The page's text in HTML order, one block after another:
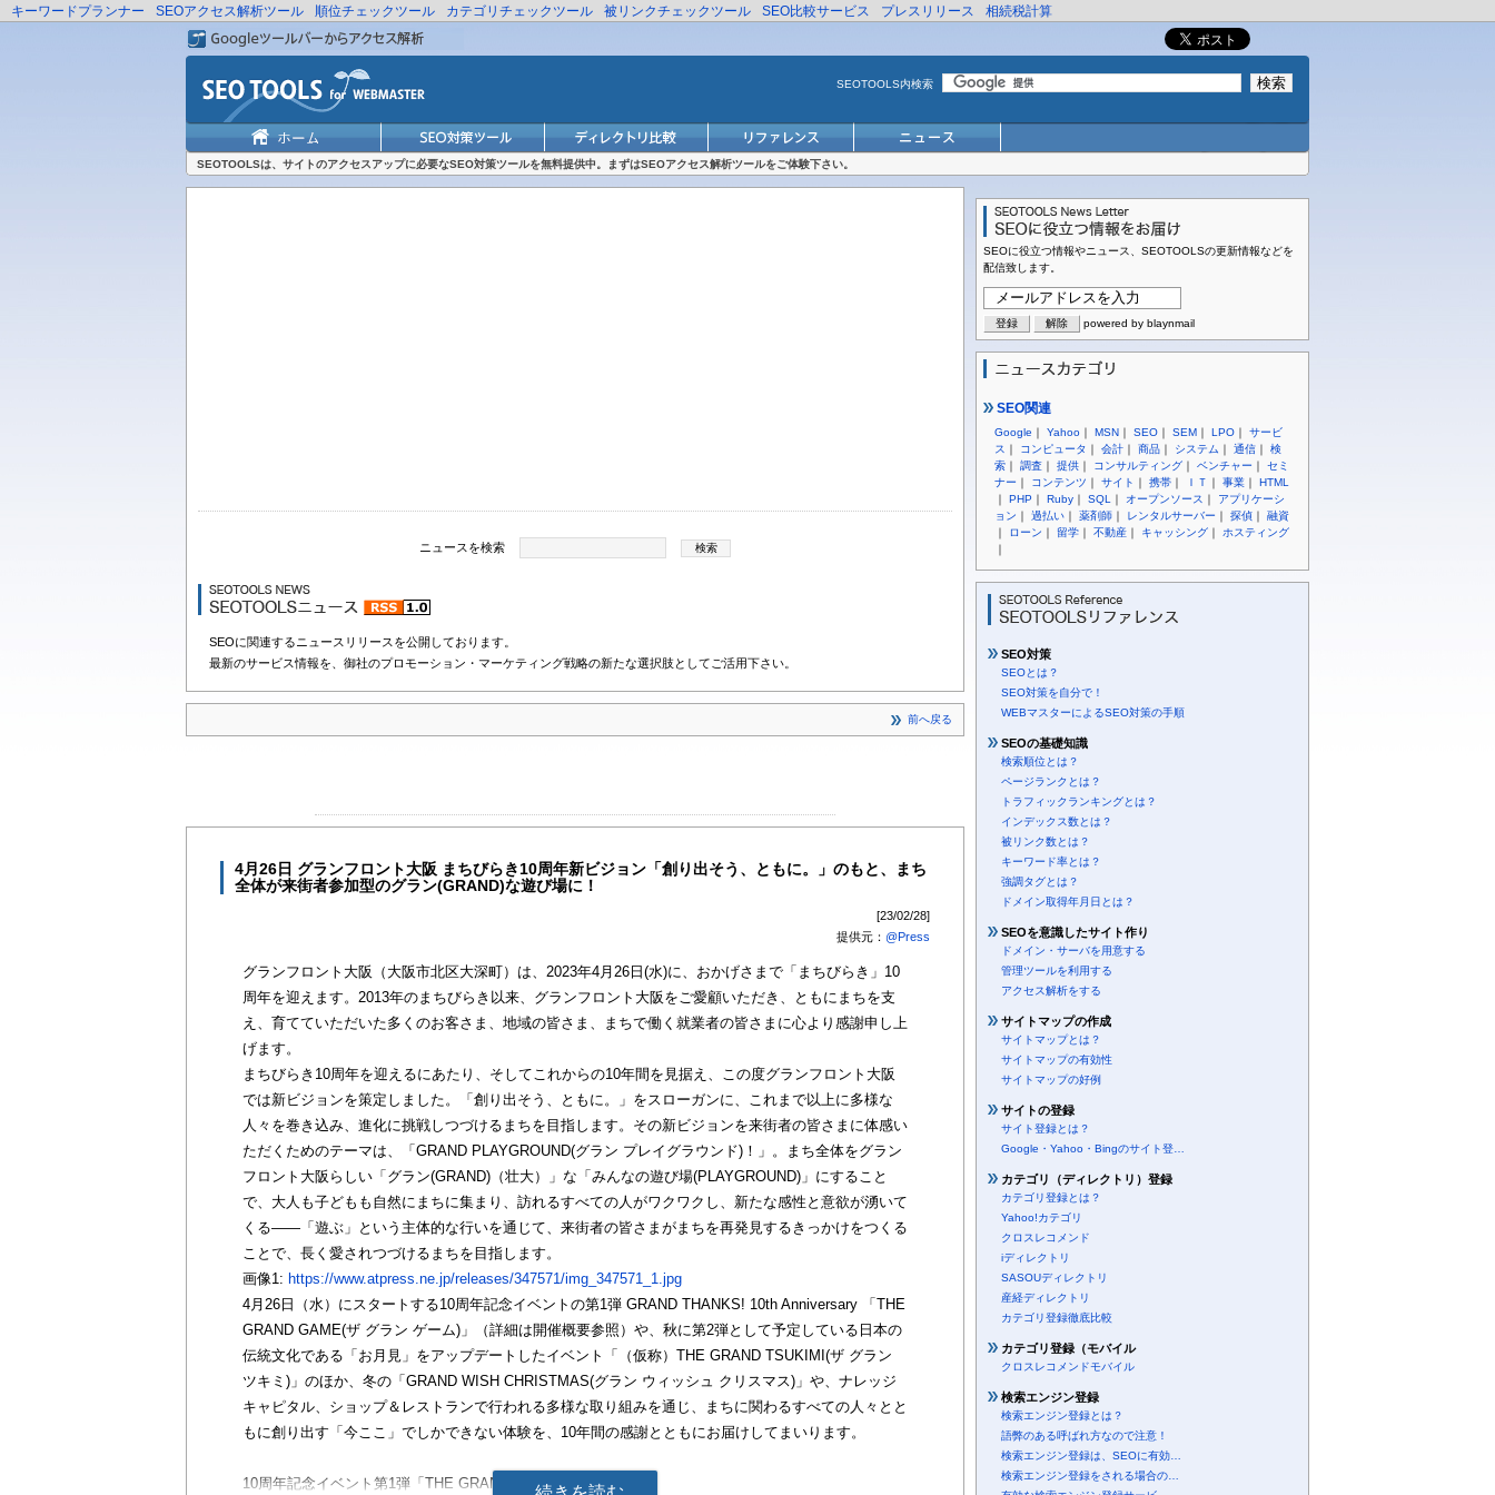
キーワードプランナー SEOアクセス解析ツール 順位チェックツール カテゴリチェックツール 被リンクチェックツール SEO比較サービス プレスリリース 相続税計算
SEOTOOLS内検索
SEOTOOLSは、サイトのアクセスアップに必要なSEO対策ツールを無料提供中。まずはSEOアクセス解析ツールをご体験下さい。
ニュースを検索
SEOに関連するニュースリリースを公開しております。
最新のサービス情報を、御社のプロモーション・マーケティング戦略の新たな選択肢としてご活用下さい。
前へ戻る
4月26日 グランフロント大阪 まちびらき10周年新ビジョン「創り出そう、ともに。」のもと、まち
全体が来街者参加型のグラン(GRAND)な遊び場に！
[23/02/28]
提供元： @Press
グランフロント大阪（大阪市北区大深町）は、2023年4月26日(水)に、おかげさまで「まちびらき」10
周年を迎えます。2013年のまちびらき以来、グランフロント大阪をご愛顧いただき、ともにまちを支
え、育てていただいた多くのお客さま、地域の皆さま、まちで働く就業者の皆さまに心より感謝申し上
げます。
まちびらき10周年を迎えるにあたり、そしてこれからの10年間を見据え、この度グランフロント大阪
では新ビジョンを策定しました。「創り出そう、ともに。」をスローガンに、これまで以上に多様な
人々を巻き込み、進化に挑戦しつづけるまちを目指します。その新ビジョンを来街者の皆さまに体感い
ただくためのテーマは、「GRAND PLAYGROUND(グラン プレイグラウンド)！」。まち全体をグラン
フロント大阪らしい「グラン(GRAND)（壮大）」な「みんなの遊び場(PLAYGROUND)」にすること
で、大人も子どもも自然にまちに集まり、訪れるすべての人がワクワクし、新たな感性と意欲が湧いて
くる――「遊ぶ」という主体的な行いを通じて、来街者の皆さまがまちを再発見するきっかけをつくる
ことで、長く愛されつづけるまちを目指します。
画像1: https://www.atpress.ne.jp/releases/347571/img_347571_1.jpg
4月26日（水）にスタートする10周年記念イベントの第1弾 GRAND THANKS! 10th Anniversary 「THE
GRAND GAME(ザ グラン ゲーム)」（詳細は開催概要参照）や、秋に第2弾として予定している日本の
伝統文化である「お月見」をアップデートしたイベント「（仮称）THE GRAND TSUKIMI(ザ グラン
ツキミ)」のほか、冬の「GRAND WISH CHRISTMAS(グラン ウィッシュ クリスマス)」や、ナレッジ
キャピタル、ショップ＆レストランで行われる多様な取り組みを通じ、まちに関わるすべての人々とと
もに創り出す「今ここ」でしかできない体験を、10年間の感謝とともにお届けしてまいります。
10周年記念イベント第1弾「THE GRAND GAME」 開催概要
SEOに役立つ情報やニュース、SEOTOOLSの更新情報などを
配信致します。
powered by blaynmail
SEO関連
Google ｜ Yahoo ｜ MSN ｜ SEO ｜ SEM ｜ LPO ｜ サービ
ス ｜ コンピュータ ｜ 会計 ｜ 商品 ｜ システム ｜ 通信 ｜ 検
索 ｜ 調査 ｜ 提供 ｜ コンサルティング ｜ ベンチャー ｜ セミ
ナー ｜ コンテンツ ｜ サイト ｜ 携帯 ｜ ＩＴ ｜ 事業 ｜ HTML
｜ PHP ｜ Ruby ｜ SQL ｜ オープンソース ｜ アプリケーシ
ョン ｜ 過払い ｜ 薬剤師 ｜ レンタルサーバー ｜ 探偵 ｜ 融資
｜ ローン ｜ 留学 ｜ 不動産 ｜ キャッシング ｜ ホスティング
｜
SEO対策
SEOとは？
SEO対策を自分で！
WEBマスターによるSEO対策の手順
SEOの基礎知識
検索順位とは？
ページランクとは？
トラフィックランキングとは？
インデックス数とは？
被リンク数とは？
キーワード率とは？
強調タグとは？
ドメイン取得年月日とは？
SEOを意識したサイト作り
ドメイン・サーバを用意する
管理ツールを利用する
アクセス解析をする
サイトマップの作成
サイトマップとは？
サイトマップの有効性
サイトマップの好例
サイトの登録
サイト登録とは？
Google・Yahoo・Bingのサイト登…
カテゴリ（ディレクトリ）登録
カテゴリ登録とは？
Yahoo!カテゴリ
クロスレコメンド
iディレクトリ
SASOUディレクトリ
産経ディレクトリ
カテゴリ登録徹底比較
カテゴリ登録（モバイル
クロスレコメンドモバイル
検索エンジン登録
検索エンジン登録とは？
語弊のある呼ばれ方なので注意！
検索エンジン登録は、SEOに有効…
検索エンジン登録をされる場合の…